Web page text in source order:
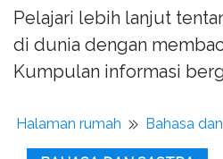
Pelajari lebih lanjut
di dunia dengan
Kumpulan informasi
Halaman rumah Bahasa